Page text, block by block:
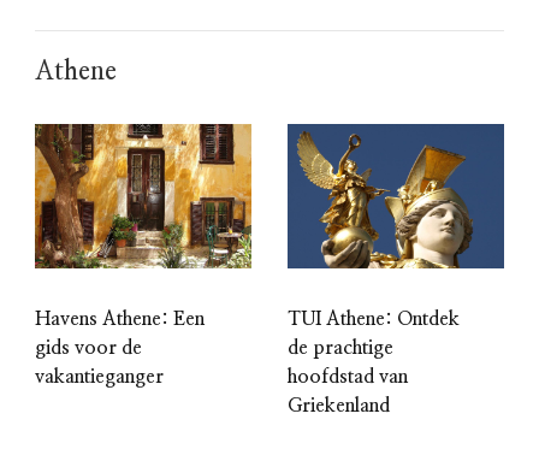
Athene
Havens Athene: Een
gids voor de
vakantieganger
TUI Athene: Ontdek
de prachtige
hoofdstad van
Griekenland